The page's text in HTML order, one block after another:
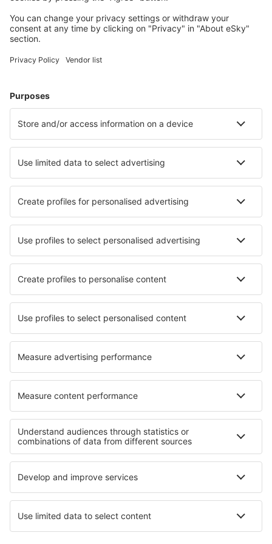
Planifică-ți călătoria
Bilete de avion
Zbor+Hotel
Află mai multe
Companii aeriene
Wizz Air
Lufthansa
Despre eSky
Cariere
Termeni şi condiţii
Rezervările mele
Politica de Confidențialitate
Politică cookie
Asistenţă şi contact